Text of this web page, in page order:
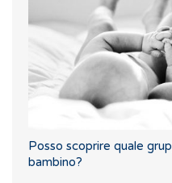
Posso scoprire quale
bambino?